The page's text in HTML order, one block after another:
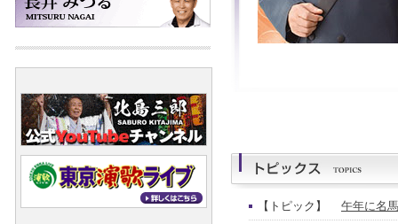
【トピック】 午年に名